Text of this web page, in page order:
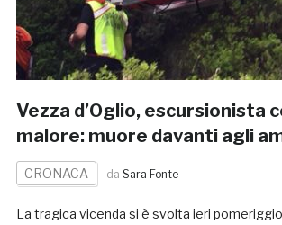
Vezza d’Oglio, escursionista
malore: muore davanti agli
CRONACA da Sara Fonte
La tragica vicenda si è svolta ieri